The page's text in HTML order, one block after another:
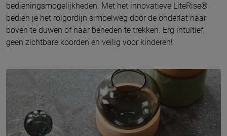
bedieningsmogelijkheden. Met het innovatieve LiteRise®
bedien je het rolgordijn simpelweg door de onderlat naar
boven te duwen of naar beneden te trekken. Erg intuïtief,
geen zichtbare koorden en veilig voor kinderen!